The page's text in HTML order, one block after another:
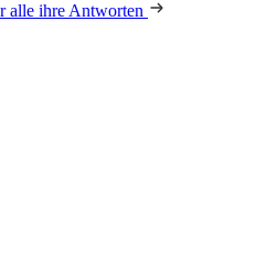
alle ihre Antworten